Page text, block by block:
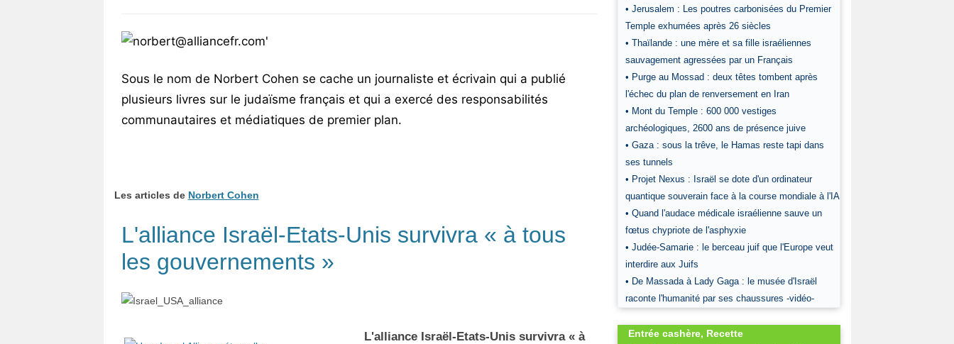
Sous le nom de Norbert Cohen se cache un journaliste et écrivain qui a publié
plusieurs livres sur le judaïsme français et qui a exercé des responsabilités
communautaires et médiatiques de premier plan.
Les articles de Norbert Cohen
L'alliance Israël-Etats-Unis survivra « à tous
les gouvernements »
L'alliance Israël-Etats-Unis survivra « à
• Jerusalem : Les poutres carbonisées du Premier
Temple exhumées après 26 siècles
• Thaïlande : une mère et sa fille israéliennes
sauvagement agressées par un Français
• Purge au Mossad : deux têtes tombent après
l'échec du plan de renversement en Iran
• Mont du Temple : 600 000 vestiges
archéologiques, 2600 ans de présence juive
• Gaza : sous la trêve, le Hamas reste tapi dans
ses tunnels
• Projet Nexus : Israël se dote d'un ordinateur
quantique souverain face à la course mondiale à l'IA
• Quand l'audace médicale israélienne sauve un
fœtus chypriote de l'asphyxie
• Judée-Samarie : le berceau juif que l'Europe veut
interdire aux Juifs
• De Massada à Lady Gaga : le musée d'Israël
raconte l'humanité par ses chaussures -vidéo-
Entrée cashère, Recette